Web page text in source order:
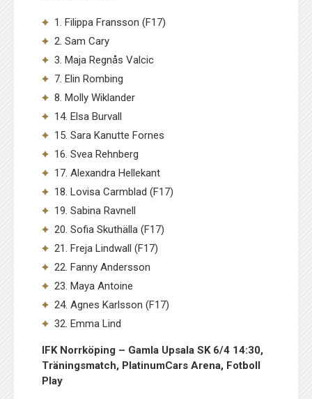
1. Filippa Fransson (F17)
2. Sam Cary
3. Maja Regnås Valcic
7. Elin Rombing
8. Molly Wiklander
14. Elsa Burvall
15. Sara Kanutte Fornes
16. Svea Rehnberg
17. Alexandra Hellekant
18. Lovisa Carmblad (F17)
19. Sabina Ravnell
20. Sofia Skuthälla (F17)
21. Freja Lindwall (F17)
22. Fanny Andersson
23. Maya Antoine
24. Agnes Karlsson (F17)
32. Emma Lind
IFK Norrköping – Gamla Upsala SK 6/4 14:30,
Träningsmatch, PlatinumCars Arena, Fotboll
Play